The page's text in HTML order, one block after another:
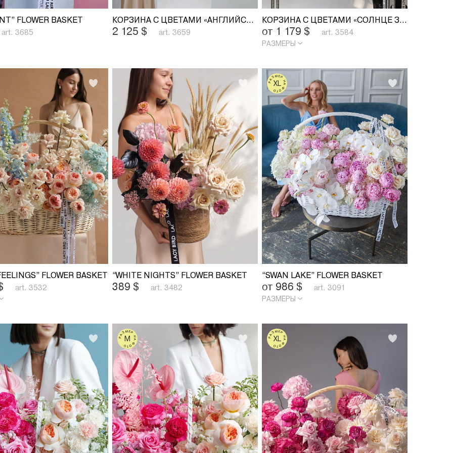
FLOWER BASKET
art. 3685
КОРЗИНА С ЦВЕТАМИ «АНГЛИЙСКИЙ САД»
2 125 $ art. 3659
КОРЗИНА С ЦВЕТАМИ «СОЛНЦЕ ЗОЛОТОЕ»
от 1 179 $ art. 3584
РАЗМЕРЫ
FLOWER BASKET
art. 3532
“WHITE NIGHTS” FLOWER BASKET
389 $ art. 3482
РАЗМЕР НА ФОТО
XL
“SWAN LAKE” FLOWER BASKET
от 986 $ art. 3091
РАЗМЕРЫ
РАЗМЕР НА ФОТО
M РАЗМЕР НА ФОТО
XL